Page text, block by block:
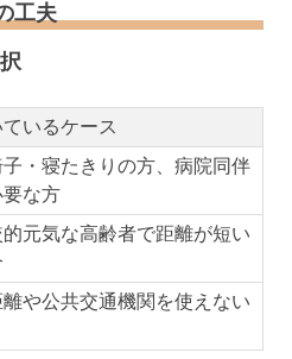
工夫
いるケース
・寝たきりの方、病院同伴
要な方
的元気な高齢者で距離が短い
や公共交通機関を使えない